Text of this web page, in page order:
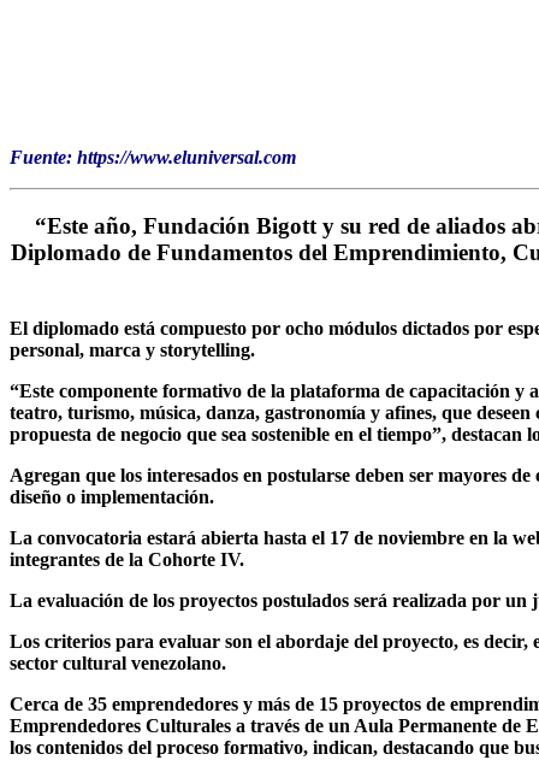
Fuente: https://www.eluniversal.com
“Este año, Fundación Bigott y su red de aliados
Diplomado de Fundamentos del Emprendimiento,
El diplomado está compuesto por ocho módulos dictados por
personal, marca y storytelling.
“Este componente formativo de la plataforma de capacitación y
teatro, turismo, música, danza, gastronomía y afines, que
propuesta de negocio que sea sostenible en el tiempo”, destacan
Agregan que los interesados en postularse deben ser mayores
diseño o implementación.
La convocatoria estará abierta hasta el 17 de noviembre en la
integrantes de la Cohorte IV.
La evaluación de los proyectos postulados será realizada por
Los criterios para evaluar son el abordaje del proyecto, es
sector cultural venezolano.
Cerca de 35 emprendedores y más de 15 proyectos de
Emprendedores Culturales a través de un Aula Permanente de
los contenidos del proceso formativo, indican, destacando que